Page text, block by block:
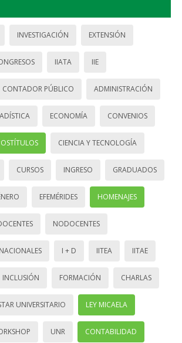
INVESTIGACIÓN EXTENSIÓN
IIATA IIE
CONTADOR PÚBLICO ADMINISTRACIÓN
ECONOMÍA CONVENIOS
CIENCIA Y TECNOLOGÍA
CURSOS INGRESO GRADUADOS
EFEMÉRIDES HOMENAJES
NODOCENTES
I + D IITEA IITAE
INCLUSIÓN FORMACIÓN CHARLAS
UNIVERSITARIO LEY MICAELA
UNR CONTABILIDAD